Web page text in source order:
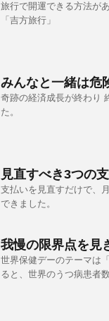
旅行で開運できる方法が
「吉方旅行」
みんなと一緒は危
奇跡の経済成長が終わり
た。
見直すべき3つの
支払いを見直すだけで、
できました。
我慢の限界点を見
世界保健デーのテーマは
ると、世界のうつ病患者数